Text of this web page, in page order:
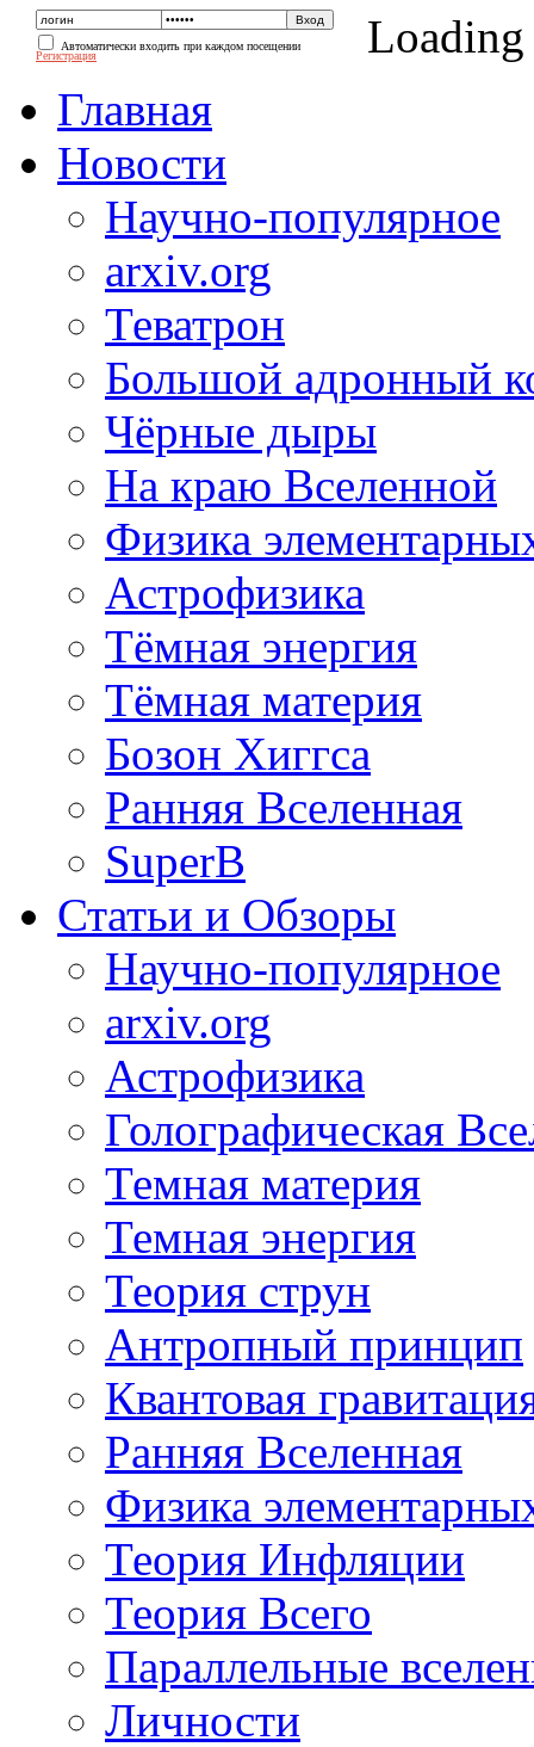
Автоматически входить при каждом посещении
Регистрация
Loading
Главная
Новости
Научно-популярное
arxiv.org
Теватрон
Большой адронный
Чёрные дыры
На краю Вселенной
Физика
Астрофизика
Тёмная энергия
Тёмная материя
Бозон Хиггса
Ранняя Вселенная
SuperB
Статьи и Обзоры
Научно-популярное
arxiv.org
Астрофизика
Голографическая
Темная материя
Темная энергия
Теория струн
Антропный принцип
Квантовая
Ранняя Вселенная
Физика
Теория Инфляции
Теория Всего
Параллельные
Личности